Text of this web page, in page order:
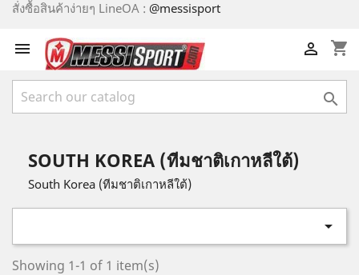
สั่งซื้อสินค้าง่ายๆ LineOA : @messisport
 shopping_cart


SOUTH KOREA (ทีมชาติเกาหลีใต้)
South Korea (ทีมชาติเกาหลีใต้)

Showing 1-1 of 1 item(s)